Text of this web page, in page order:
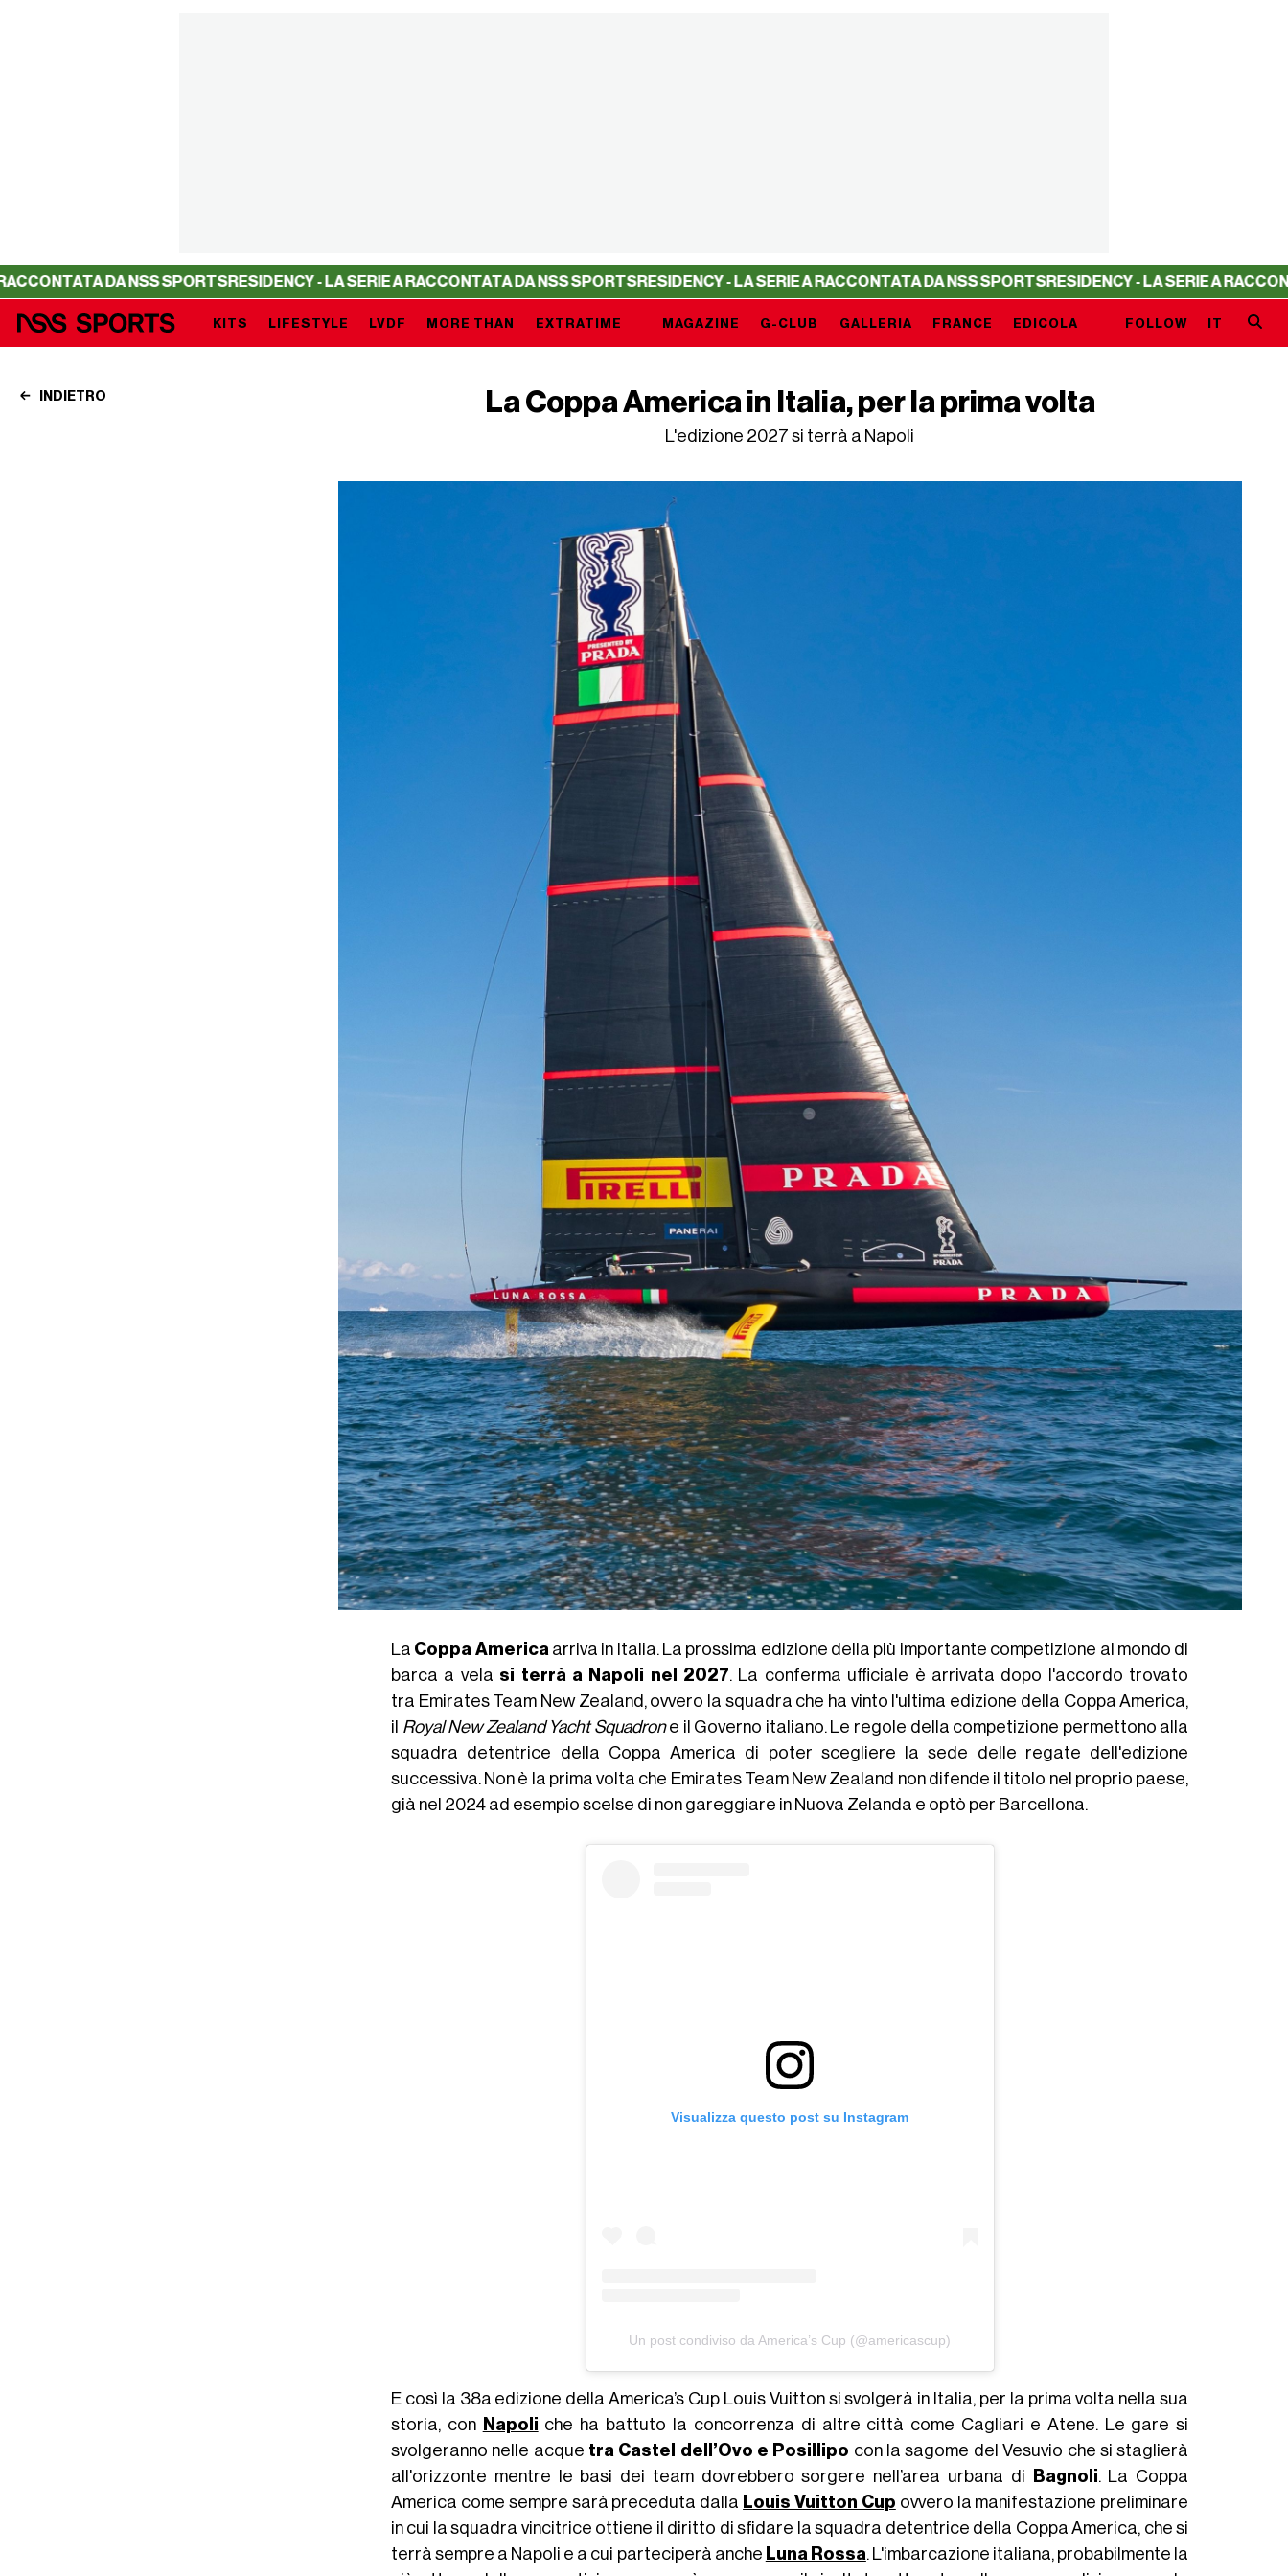
DA NSS SPORTSRESIDENCY - LA SERIE A RACCONTATA DA NSS SPORTSRESIDENCY - LA SERIE A RACCONTATA DA NSS SPORTSRESIDENCY - LA SERIE A RACCONTATA DA
EXTRATIME
KITS LIFESTYLE LVDF MORE THAN MAGAZINE G-CLUB GALLERIA FRANCE EDICOLA FOLLOW IT
INDIETRO La Coppa America in Italia, per la prima volta
L'edizione 2027 si terrà a Napoli
La Coppa America arriva in Italia. La prossima edizione della più importante competizione al mondo di
barca a vela si terrà a Napoli nel 2027. La conferma ufficiale è arrivata dopo l'accordo trovato
tra Emirates Team New Zealand, ovvero la squadra che ha vinto l'ultima edizione della Coppa America,
il Royal New Zealand Yacht Squadrone il Governo italiano. Le regole della competizione permettono alla
squadra detentrice della Coppa America di poter scegliere la sede delle regate dell'edizione
successiva. Non è la prima volta che Emirates Team New Zealand non difende il titolo nel proprio paese,
già nel 2024 ad esempio scelse di non gareggiare in Nuova Zelanda e optò per Barcellona.
Visualizza questo post su Instagram
Un post condiviso da America’s Cup (@americascup)
E così la 38a edizione della America’s Cup Louis Vuitton si svolgerà in Italia, per la prima volta nella sua
storia, con
Napoli che ha battuto la concorrenza di altre città come Cagliari e Atene. Le gare si
svolgeranno nelle acque tra Castel dell’Ovo e Posillipo con la sagome del Vesuvio che si staglierà
all'orizzonte mentre le basi dei team dovrebbero sorgere nell’area urbana di
Bagnoli. La Coppa
America come sempre sarà preceduta dalla Louis Vuitton Cup ovvero la manifestazione preliminare
in cui la squadra vincitrice ottiene il diritto di sfidare la squadra detentrice della Coppa America, che si
terrà sempre a Napoli e a cui parteciperà anche Luna Rossa. L'imbarcazione italiana, probabilmente la